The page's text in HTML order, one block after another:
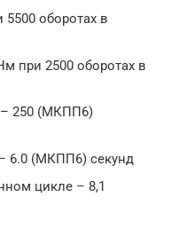
оборотах в
при 2500 оборотах в
– 250 (МКПП6)
6.0 (МКПП6) секунд
цикле – 8,1